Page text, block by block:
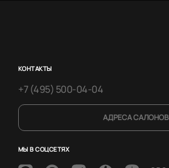
КОНТАКТЫ
+7 (495) 500-04-04
АДРЕСА САЛОНОВ
МЫ В СОЦСЕТЯХ